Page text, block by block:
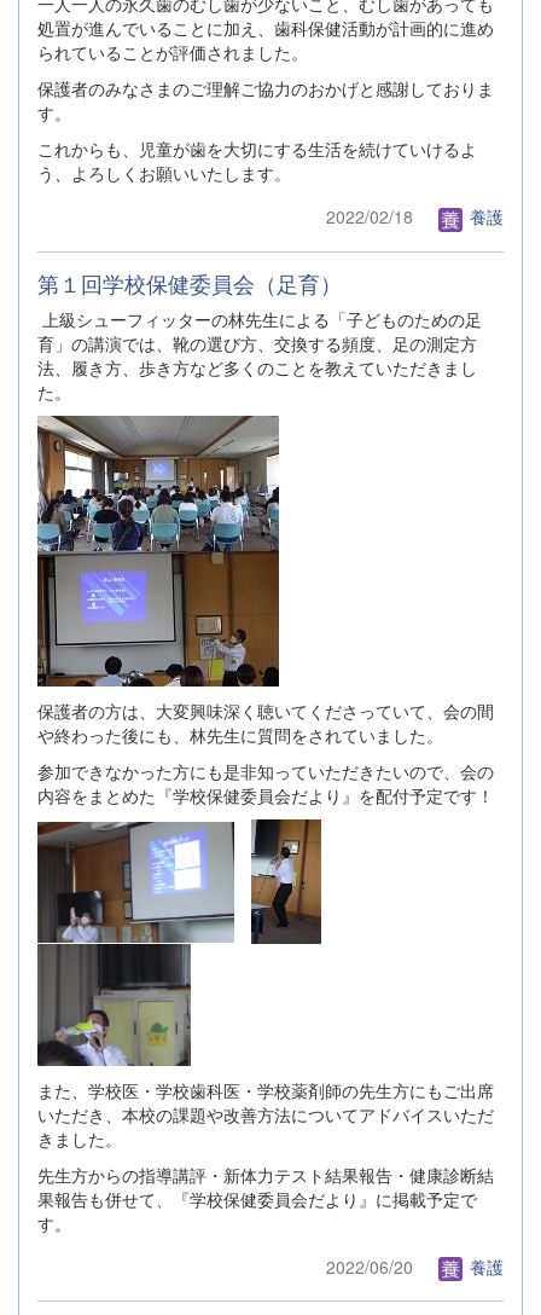
処置が進んでいることに加え、歯科保健活動が計画的に進め
られていることが評価されました。
保護者のみなさまのご理解ご協力のおかげと感謝しておりま
す。
これからも、児童が歯を大切にする生活を続けていけるよ
う、よろしくお願いいたします。
2022/02/18
養護
第１回学校保健委員会（足育）
上級シューフィッターの林先生による「子どものための足
育」の講演では、靴の選び方、交換する頻度、足の測定方
法、履き方、歩き方など多くのことを教えていただきまし
た。
保護者の方は、大変興味深く聴いてくださっていて、会の間
や終わった後にも、林先生に質問をされていました。
参加できなかった方にも是非知っていただきたいので、会の
内容をまとめた『学校保健委員会だより』を配付予定です！
また、学校医・学校歯科医・学校薬剤師の先生方にもご出席
いただき、本校の課題や改善方法についてアドバイスいただ
きました。
先生方からの指導講評・新体力テスト結果報告・健康診断結
果報告も併せて、『学校保健委員会だより』に掲載予定で
す。
2022/06/20
養護